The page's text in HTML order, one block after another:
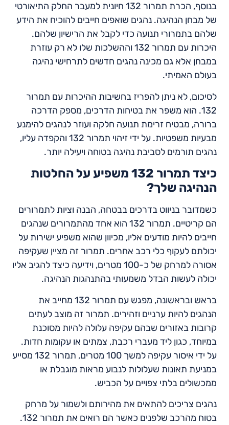
בנוסף, הכרת תמרור 132 חיונית למעבר החלק התיאורטי
של מבחן הנהיגה. נהגים שואפים חייבים להוכיח את הידע
שלהם בתמרורי תנועה כדי לקבל את הרישיון שלהם.
היכרות עם תמרור 132 וההשלכות שלו לא רק עוזרת
במבחן אלא גם מכינה נהגים חדשים לתרחישי נהיגה
בעולם האמיתי.
לסיכום, לא ניתן להפריז בחשיבות ההיכרות עם תמרור
132. הוא משפר את בטיחות הדרכים, מספק הדרכה
ברורה, מבטיח זרימת תנועה חלקה ועוזר לנהגים להימנע
מבעיות משפטיות. על ידי זיהוי תמרור 132 והקפדה עליו,
נהגים תורמים לסביבת נהיגה בטוחה ויעילה יותר.
כיצד תמרור 132 משפיע על החלטות
הנהיגה שלך?
כשמדובר בניווט בדרכים בבטחה, הבנה וציות לתמרורים
הם קריטיים. תמרור 132 הוא אחד מהתמרורים שנהגים
חייבים להיות מודעים אליו, מכיוון שהוא משפיע ישירות על
יכולתם לעקוף כלי רכב אחרים. תמרור זה מציין שעקיפה
אסורה למרחק של כ-100 מטרים, וידיעה כיצד להגיב אליו
יכולה לעשות הבדל משמעותי בהתנהגות הנהיגה.
בראש ובראשונה, מפגש עם תמרור 132 מחייב את
הנהגים להיות ערניים וזהירים. תמרור זה מוצב לעתים
קרובות באזורים שבהם עקיפה עלולה להיות מסוכנת
במיוחד, כגון ליד מעברי רכבת, צמתים או עקומות חדות.
על ידי איסור עקיפה למשך 100 מטרים, תמרור 132 מסייע
במניעת תאונות שעלולות לנבוע מראות מוגבלת או
ממכשולים בלתי צפויים על הכביש.
נהגים צריכים להתאים את מהירותם ולשמור על מרחק
בטוח מהרכב שלפנים כאשר הם רואים את תמרור 132.